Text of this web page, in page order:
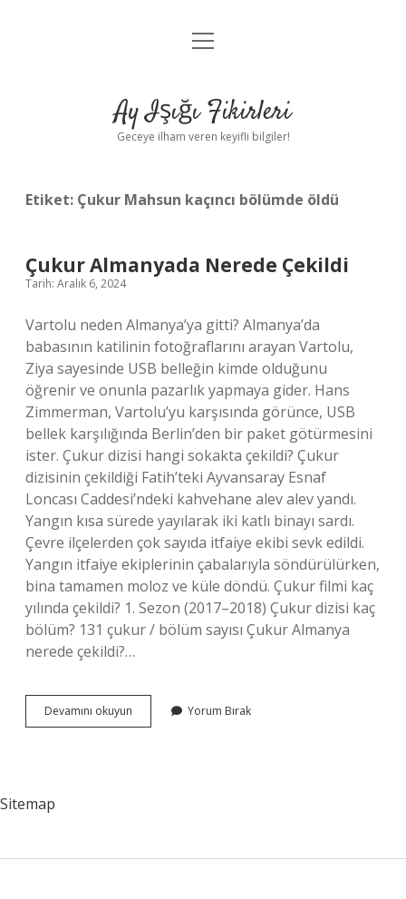
Anasayfa
Yasal Uyarı
menüyü
Ay Işığı Fikirleri
Geceye ilham veren keyifli bilgiler!
Etiket: Çukur Mahsun kaçıncı bölümde öldü
Çukur Almanyada Nerede Çekildi
Tarih: Aralık 6, 2024
Vartolu neden Almanya’ya gitti? Almanya’da
babasının katilinin fotoğraflarını arayan Vartolu,
Ziya sayesinde USB belleğin kimde olduğunu
öğrenir ve onunla pazarlık yapmaya gider. Hans
Zimmerman, Vartolu’yu karşısında görünce, USB
bellek karşılığında Berlin’den bir paket götürmesini
ister. Çukur dizisi hangi sokakta çekildi? Çukur
dizisinin çekildiği Fatih’teki Ayvansaray Esnaf
Loncası Caddesi’ndeki kahvehane alev alev yandı.
Yangın kısa sürede yayılarak iki katlı binayı sardı.
Çevre ilçelerden çok sayıda itfaiye ekibi sevk edildi.
Yangın itfaiye ekiplerinin çabalarıyla söndürülürken,
bina tamamen moloz ve küle döndü. Çukur filmi kaç
yılında çekildi? 1. Sezon (2017–2018) Çukur dizisi kaç
bölüm? 131 çukur / bölüm sayısı Çukur Almanya
nerede çekildi?…
Devamını okuyun
Almanyada
Yorum Bırak
Sitemap